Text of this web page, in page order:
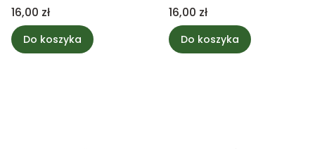
Cena
16,00 zł
Do koszyka
Cena
16,00 zł
Do koszyka